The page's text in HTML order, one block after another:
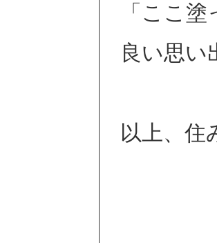
「ここ
良い思い
以上、住